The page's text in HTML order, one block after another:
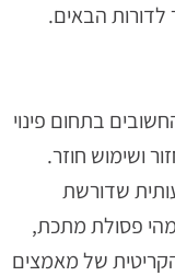
הבאים.
בתחום פינוי
ושימוש חוזר.
שדורשת
מהי פסולת מתכת,
של מאמצים